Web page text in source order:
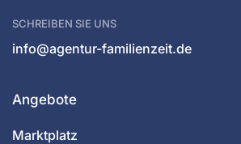
SCHREIBEN SIE UNS
info@agentur-familienzeit.de
Angebote
Marktplatz